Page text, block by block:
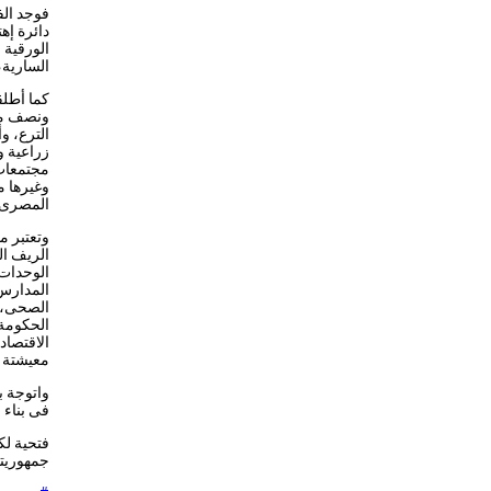
فوجد
دائرة
كما
ونصف
الترع،
زراعية
وغيرها
المصرى
الريف
معيشتة
واتوجة
فى